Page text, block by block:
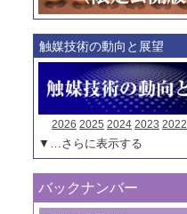
触媒技術の動向と展望
2026 2025 2024 2023 2022
▼…さらに表示する
バックナンバー